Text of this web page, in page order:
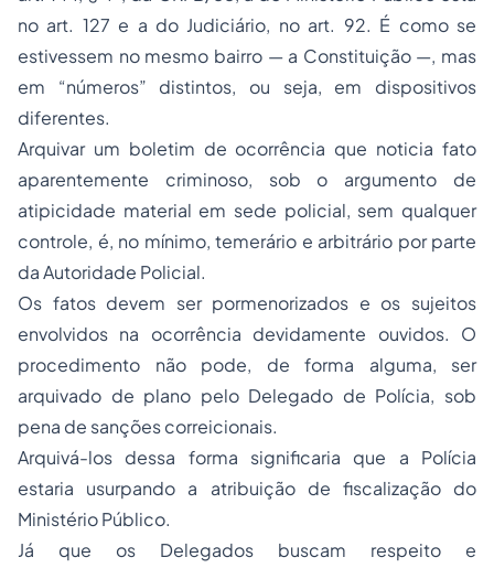
no art. 127 e a do Judiciário, no art. 92. É como se
estivessem no mesmo bairro — a Constituição —, mas
em “números” distintos, ou seja, em dispositivos
diferentes.
Arquivar um boletim de ocorrência que noticia fato
aparentemente criminoso, sob o argumento de
atipicidade material em sede policial, sem qualquer
controle, é, no mínimo, temerário e arbitrário por parte
da Autoridade Policial.
Os fatos devem ser pormenorizados e os sujeitos
envolvidos na ocorrência devidamente ouvidos. O
procedimento não pode, de forma alguma, ser
arquivado de plano pelo Delegado de Polícia, sob
pena de sanções correicionais.
Arquivá-los dessa forma significaria que a Polícia
estaria usurpando a atribuição de fiscalização do
Ministério Público.
Já que os Delegados buscam respeito e